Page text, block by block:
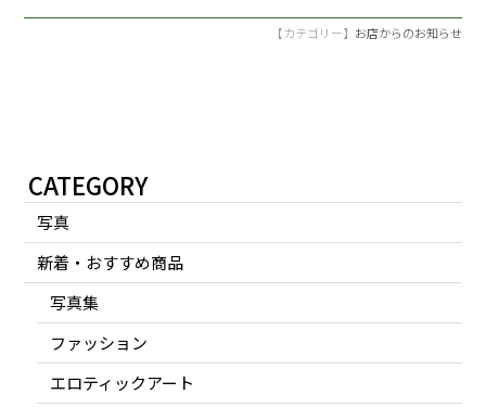
【カテゴリー】 お店からのお知らせ
CATEGORY
写真
新着・おすすめ商品
写真集
ファッション
エロティックアート